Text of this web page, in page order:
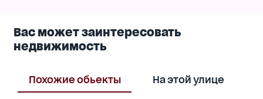
Вас может заинтересовать
недвижимость
Похожие обьекты На этой улице